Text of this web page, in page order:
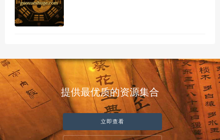
提供最优质的资源集合
立即查看